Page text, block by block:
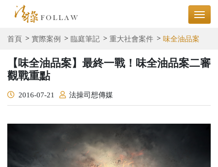
首頁 實際案例 臨庭筆記 重大社會案件 味全油品案
【味全油品案】最終一戰！味全油品案二審
觀戰重點
2016-07-21 法操司想傳媒